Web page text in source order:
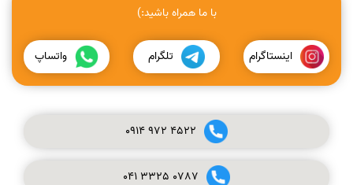
با ما همراه باشید:)
اینستاگرام تلگرام واتساپ
0914972 4522
041 3325 0787